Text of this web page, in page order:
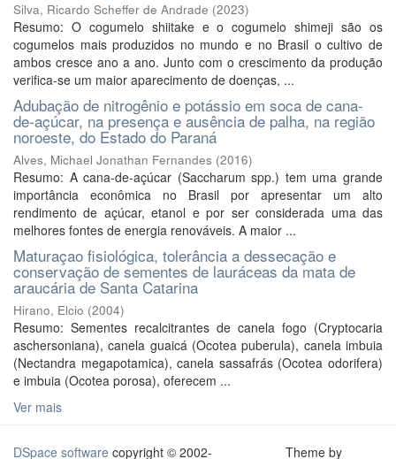
Silva, Ricardo Scheffer de Andrade (2023)
Resumo: O cogumelo shiitake e o cogumelo shimeji são os
cogumelos mais produzidos no mundo e no Brasil o cultivo de
ambos cresce ano a ano. Junto com o crescimento da produção
verifica-se um maior aparecimento de doenças, ...
Adubação de nitrogênio e potássio em soca de cana-
de-açúcar, na presença e ausência de palha, na região
noroeste, do Estado do Paraná
Alves, Michael Jonathan Fernandes (2016)
Resumo: A cana-de-açúcar (Saccharum spp.) tem uma grande
importância econômica no Brasil por apresentar um alto
rendimento de açúcar, etanol e por ser considerada uma das
melhores fontes de energia renováveis. A maior ...
Maturaçao fisiológica, tolerância a dessecação e
conservação de sementes de lauráceas da mata de
araucária de Santa Catarina
Hirano, Elcio (2004)
Resumo: Sementes recalcitrantes de canela fogo (Cryptocaria
aschersoniana), canela guaicá (Ocotea puberula), canela imbuia
(Nectandra megapotamica), canela sassafrás (Ocotea odorifera)
e imbuia (Ocotea porosa), oferecem ...
Ver mais
DSpace software copyright © 2002- Theme by